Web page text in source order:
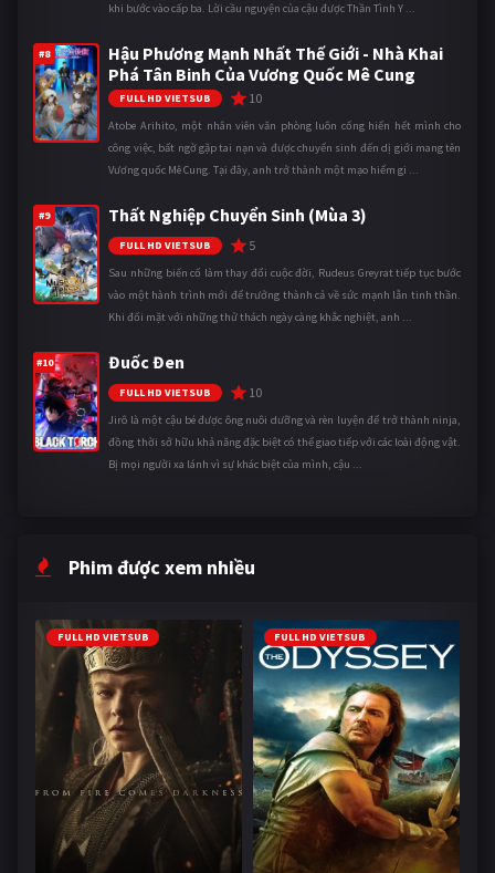
khi bước vào cấp ba. Lời cầu nguyện của cậu được Thần Tình Y ...
#8
Hậu Phương Mạnh Nhất Thế Giới - Nhà Khai
Phá Tân Binh Của Vương Quốc Mê Cung
FULL HD VIETSUB 10
Atobe Arihito, một nhân viên văn phòng luôn cống hiến hết mình cho
công việc, bất ngờ gặp tai nạn và được chuyển sinh đến dị giới mang tên
Vương quốc Mê Cung. Tại đây, anh trở thành một mạo hiểm gi ...
#9 Thất Nghiệp Chuyển Sinh (Mùa 3)
FULL HD VIETSUB 5
Sau những biến cố làm thay đổi cuộc đời, Rudeus Greyrat tiếp tục bước
vào một hành trình mới để trưởng thành cả về sức mạnh lẫn tinh thần.
Khi đối mặt với những thử thách ngày càng khắc nghiệt, anh ...
#10 Đuốc Đen
FULL HD VIETSUB 10
Jirô là một cậu bé được ông nuôi dưỡng và rèn luyện để trở thành ninja,
đồng thời sở hữu khả năng đặc biệt có thể giao tiếp với các loài động vật.
Bị mọi người xa lánh vì sự khác biệt của mình, cậu ...
Phim được xem nhiều
FULL HD VIETSUB FULL HD VIETSUB